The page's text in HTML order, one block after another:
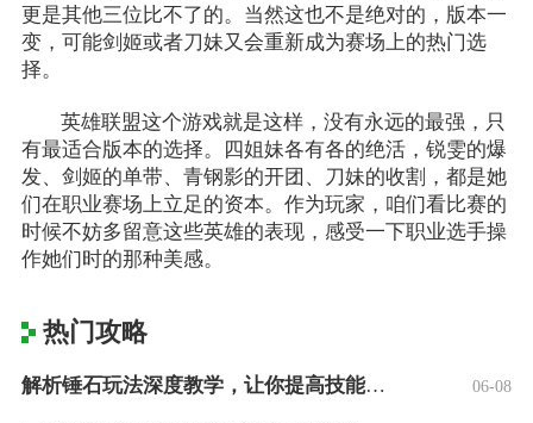
更是其他三位比不了的。当然这也不是绝对的，版本一
变，可能剑姬或者刀妹又会重新成为赛场上的热门选
择。
英雄联盟这个游戏就是这样，没有永远的最强，只
有最适合版本的选择。四姐妹各有各的绝活，锐雯的爆
发、剑姬的单带、青钢影的开团、刀妹的收割，都是她
们在职业赛场上立足的资本。作为玩家，咱们看比赛的
时候不妨多留意这些英雄的表现，感受一下职业选手操
作她们时的那种美感。
热门攻略
解析锤石玩法深度教学，让你提高技能命中率 06-08